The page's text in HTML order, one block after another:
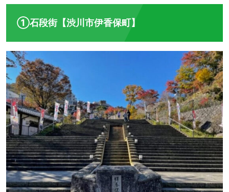
①石段街【渋川市伊香保町】